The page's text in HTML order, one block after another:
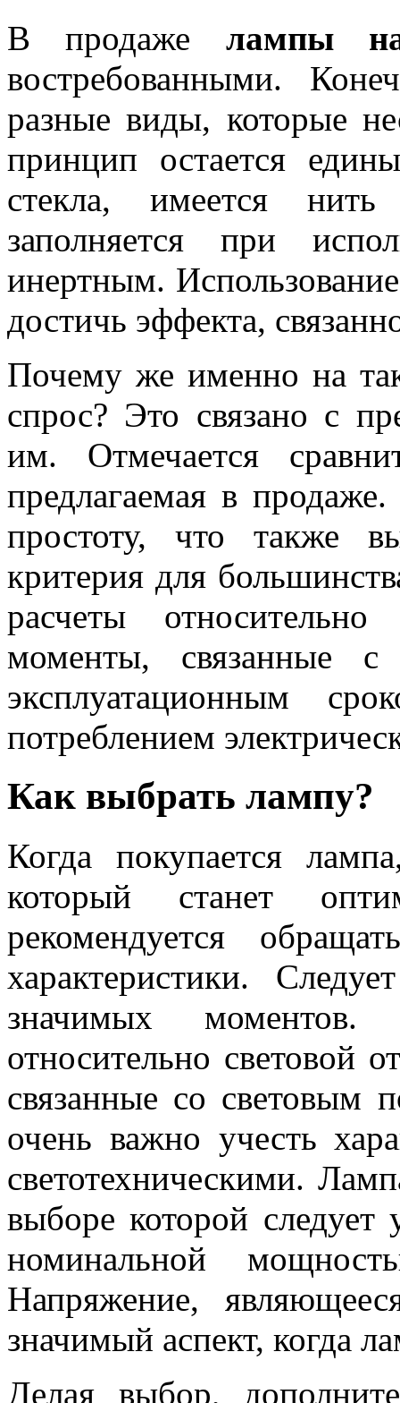
В продаже лампы
востребованными.
разные виды, которые
принцип остается
стекла, имеется
заполняется при
инертным. Использование
достичь эффекта,
Почему же именно на
спрос? Это связано с
им. Отмечается
предлагаемая в
простоту, что также
критерия для
расчеты
моменты, связанные
эксплуатационным
потреблением
Как выбрать лампу?
Когда покупается
который станет
рекомендуется
характеристики.
значимых моментов.
относительно световой
связанные со световым
очень важно учесть
светотехническими.
выборе которой следует
номинальной
Напряжение,
значимый аспект, когда
Делая выбор,